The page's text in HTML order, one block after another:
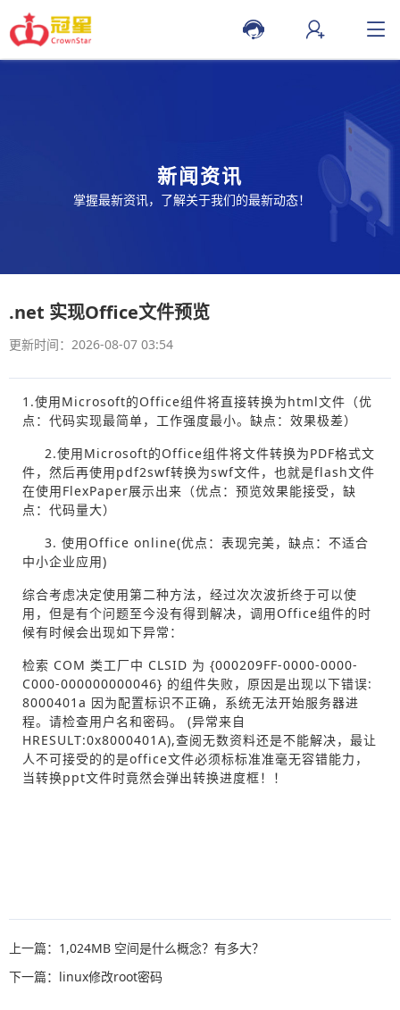
新闻资讯
掌握最新资讯，了解关于我们的最新动态！
.net 实现Office文件预览
更新时间：2026-08-07 03:54
1.使用Microsoft的Office组件将直接转换为html文件（优
点：代码实现最简单，工作强度最小。缺点：效果极差）
2.使用Microsoft的Office组件将文件转换为PDF格式文
件，然后再使用pdf2swf转换为swf文件，也就是flash文件
在使用FlexPaper展示出来（优点：预览效果能接受，缺
点：代码量大）
3. 使用Office online(优点：表现完美，缺点：不适合
中小企业应用)
综合考虑决定使用第二种方法，经过次次波折终于可以使
用，但是有个问题至今没有得到解决，调用Office组件的时
候有时候会出现如下异常：
检索 COM 类工厂中 CLSID 为 {000209FF-0000-0000-
C000-000000000046} 的组件失败，原因是出现以下错误:
8000401a 因为配置标识不正确，系统无法开始服务器进
程。请检查用户名和密码。 (异常来自
HRESULT:0x8000401A),查阅无数资料还是不能解决，最让
人不可接受的的是office文件必须标标准准毫无容错能力，
当转换ppt文件时竟然会弹出转换进度框！！
上一篇：1,024MB 空间是什么概念？有多大？
下一篇：linux修改root密码